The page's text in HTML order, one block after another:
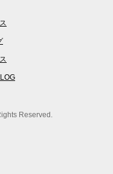
Reserved.